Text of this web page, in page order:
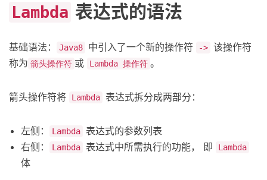
Lambda 表达式的语法
基础语法： Java8 中引入了一个新的操作符 -> 该操作符
称为 箭头操作符 或 Lambda 操作符 。
箭头操作符将 Lambda 表达式拆分成两部分：
左侧： Lambda 表达式的参数列表
右侧：
Lambda 表达式中所需执行的功能， 即 Lambda
体